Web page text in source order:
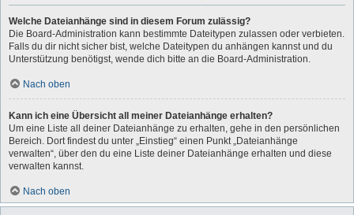
Welche Dateianhänge sind in diesem Forum zulässig?
Die Board-Administration kann bestimmte Dateitypen zulassen oder verbieten.
Falls du dir nicht sicher bist, welche Dateitypen du anhängen kannst und du
Unterstützung benötigst, wende dich bitte an die Board-Administration.
Nach oben
Kann ich eine Übersicht all meiner Dateianhänge erhalten?
Um eine Liste all deiner Dateianhänge zu erhalten, gehe in den persönlichen
Bereich. Dort findest du unter „Einstieg“ einen Punkt „Dateianhänge
verwalten“, über den du eine Liste deiner Dateianhänge erhalten und diese
verwalten kannst.
Nach oben